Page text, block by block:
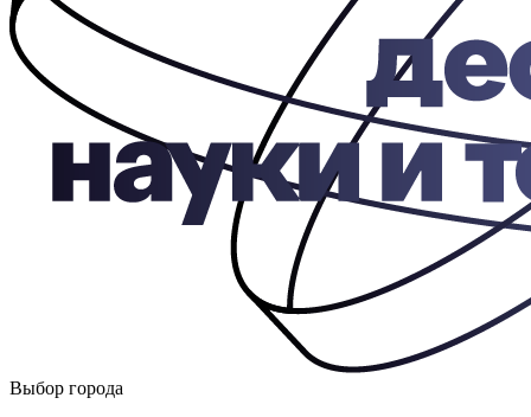
Выбор города